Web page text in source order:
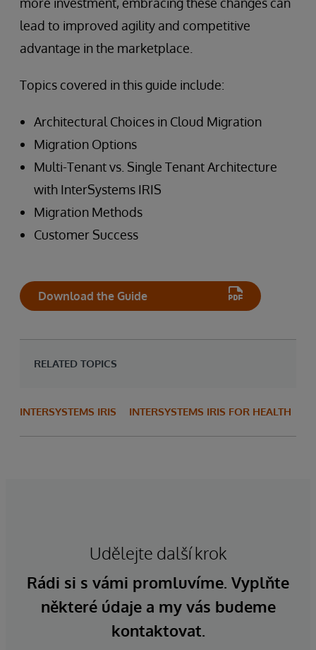
lead to improved agility and competitive
advantage in the marketplace.
Topics covered in this guide include:
Architectural Choices in Cloud Migration
Migration Options
Multi-Tenant vs. Single Tenant Architecture
with InterSystems IRIS
Migration Methods
Customer Success
Download the Guide
RELATED TOPICS
INTERSYSTEMS IRIS INTERSYSTEMS IRIS FOR HEALTH
Udělejte další krok
Rádi si s vámi promluvíme. Vyplňte
některé údaje a my vás budeme
kontaktovat.